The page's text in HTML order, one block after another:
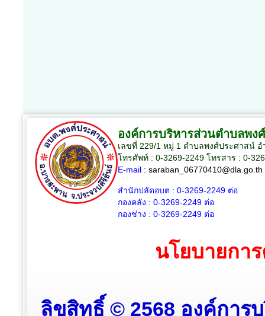
องค์การบริหารส่วนตำบลพง
เลขที่ 229/1 หมู่ 1 ตำบลพงศ์ประศาสน์
โทรศัพท์ : 0-3269-2249 โทรสาร : 0-
สำนักปลัดอบต :0-3269-2249
กองคลัง : 0-3269-2249 ต่อ
นโยบายกา